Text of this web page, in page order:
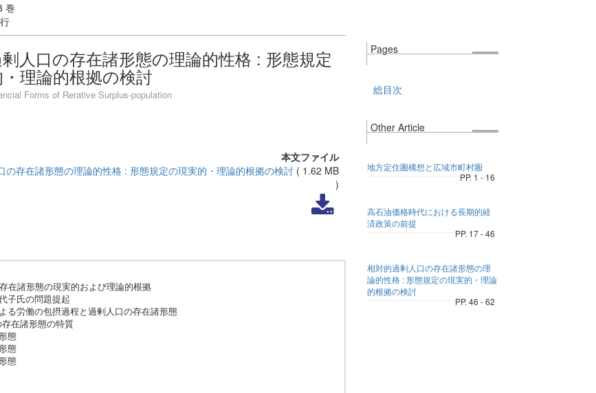
巻
人口の存在諸形態の理論的性格 : 形態規定
理論的根拠の検討
Forms of Rerative Surplus-population
本文ファイル
の存在諸形態の理論的性格 : 形態規定の現実的・理論的根拠の検討 ( 1.62 MB
)
在諸形態の現実的および理論的根拠
子氏の問題提起
る労働の包摂過程と過剰人口の存在諸形態
在諸形態の特質
態
態
態
Pages
総目次
Other Article
地方定住圏構想と広域市町村圏
PP. 1 - 16
高石油価格時代における長期的経
済政策の前提
PP. 17 - 46
相対的過剰人口の存在諸形態の理
論的性格 : 形態規定の現実的・理論
的根拠の検討
PP. 46 - 62